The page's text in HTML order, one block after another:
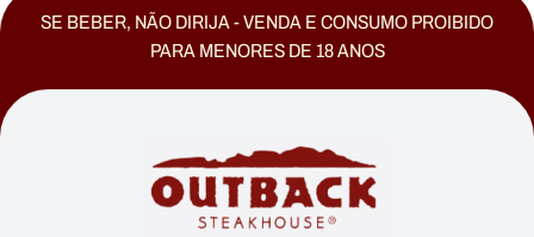
SE BEBER, NÃO DIRIJA - VENDA E CONSUMO PROIBIDO
PARA MENORES DE 18 ANOS